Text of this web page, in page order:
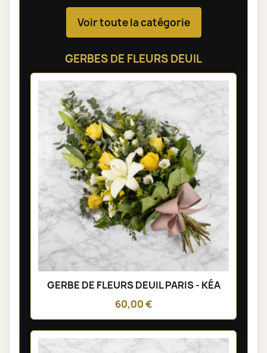
Voir toute la catégorie
GERBES DE FLEURS DEUIL
GERBE DE FLEURS DEUIL PARIS - KÉA
60,00 €